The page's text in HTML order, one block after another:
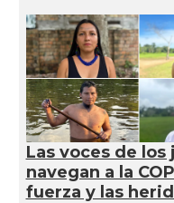
Las voces de
navegan a la
fuerza y las